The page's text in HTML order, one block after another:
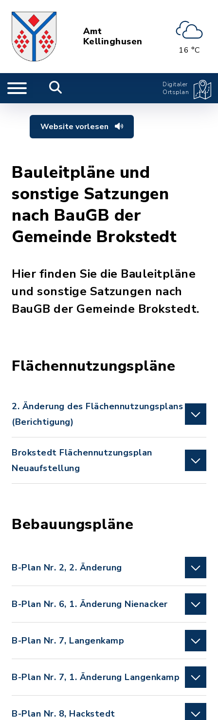
Amt
Kellinghusen
16 °C
Digitaler
Ortsplan
Website vorlesen
Bauleitpläne und
sonstige Satzungen
nach BauGB der
Gemeinde Brokstedt
Hier finden Sie die Bauleitpläne
und sonstige Satzungen nach
BauGB der Gemeinde Brokstedt.
Flächennutzungspläne
2. Änderung des Flächennutzungsplans
(Berichtigung)
Brokstedt Flächennutzungsplan
Neuaufstellung
Bebauungspläne
B-Plan Nr. 2, 2. Änderung
B-Plan Nr. 6, 1. Änderung Nienacker
B-Plan Nr. 7, Langenkamp
B-Plan Nr. 7, 1. Änderung Langenkamp
B-Plan Nr. 8, Hackstedt